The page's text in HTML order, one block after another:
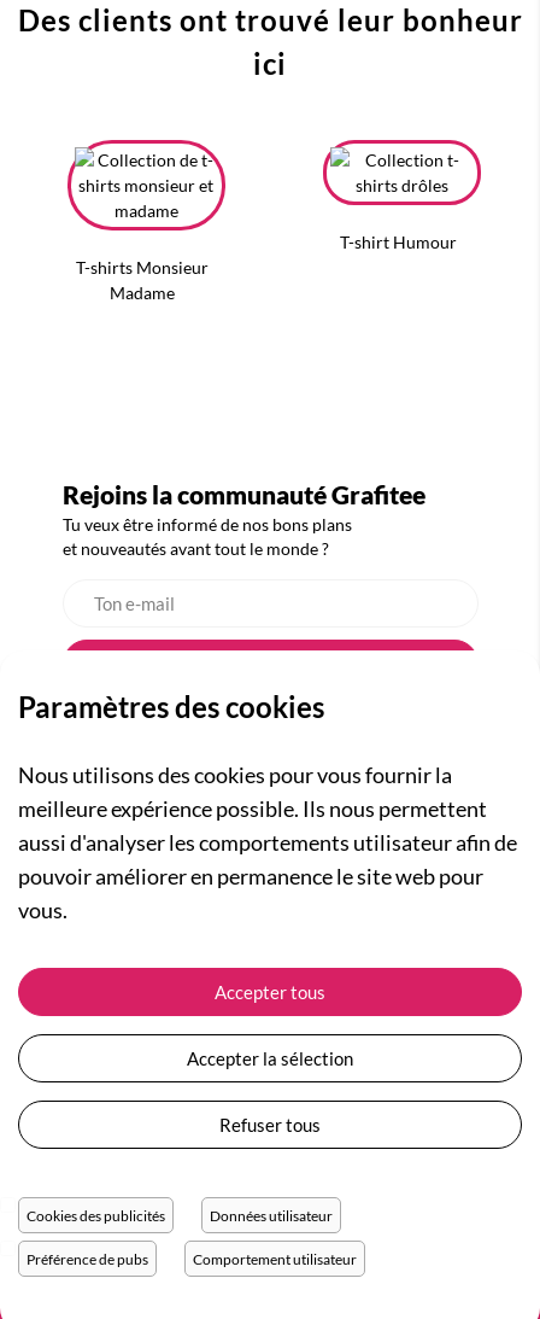
Des clients ont trouvé leur bonheur
ici
T-shirts Monsieur
Madame
T-shirt Humour
Rejoins la communauté Grafitee
Tu veux être informé de nos bons plans
et nouveautés avant tout le monde ?
A PROPOS
Qui sommes-nous ?
Actualités
Nos engagements
Plan du site
Devenir revendeur
Collection Femme
Collection Enfants
Les Totebags
Nos différents thèmes
ASSISTANCE
Suivre ma commande
Expédition et livraison
Retour et remboursement
Moyens de paiement
Questions / Réponses
Conditions générales de vente
Protection des données personnelles
Réglage des cookies
Paramètres des cookies
Nous utilisons des cookies pour vous fournir la
meilleure expérience possible. Ils nous permettent
aussi d'analyser les comportements utilisateur afin de
pouvoir améliorer en permanence le site web pour
vous.
Accepter tous
Accepter la sélection
Refuser tous
Cookies des publicités Données utilisateur
Préférence de pubs Comportement utilisateur